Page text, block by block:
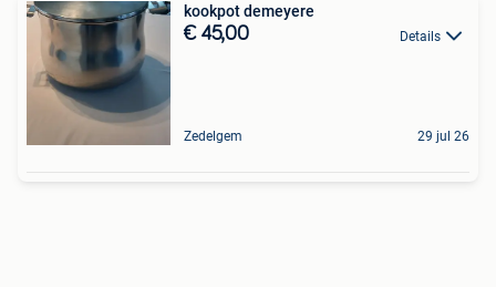
kookpot demeyere
€ 45,00 Details
Zedelgem 29 jul 26